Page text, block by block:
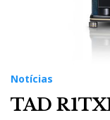
Notícias
TAD